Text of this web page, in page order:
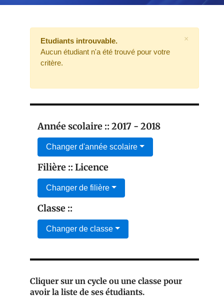
Etudiants introuvable.
Aucun étudiant n'a été trouvé pour votre
critère.
×
Année scolaire :: 2017 - 2018
Changer d'année scolaire
Filière :: Licence
Changer de filière
Classe ::
Changer de classe
Cliquer sur un cycle ou une classe pour
avoir la liste de ses étudiants.